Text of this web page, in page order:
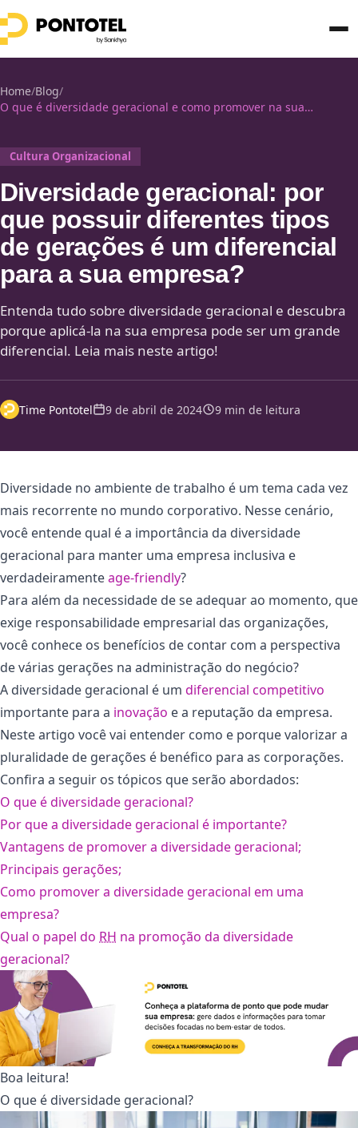
Home/Blog/
O que é diversidade geracional e como promover na sua
Cultura Organizacional
Diversidade geracional: por
que possuir diferentes tipos
de gerações é um diferencial
para a sua empresa?
Entenda tudo sobre diversidade geracional e descubra
porque aplicá-la na sua empresa pode ser um grande
diferencial. Leia mais neste artigo!
Time Pontotel 9 de abril de 2024 9 min de leitura
Diversidade no ambiente de trabalho é um tema cada vez
mais recorrente no mundo corporativo. Nesse cenário,
você entende qual é a importância da diversidade
geracional para manter uma empresa inclusiva e
verdadeiramenteage-friendly?
Para além da necessidade de se adequar ao momento, que
exige responsabilidade empresarial das organizações,
você conhece os benefícios de contar com a perspectiva
de várias gerações na administração do negócio?
A diversidade geracional é um diferencial competitivo
importante para a inovação e a reputação da empresa.
Neste artigo você vai entender como e porque valorizar a
pluralidade de gerações é benéfico para as corporações.
Confira a seguir os tópicos que serão abordados:
O que é diversidade geracional?
Por que a diversidade geracional é importante?
Vantagens de promover a diversidade geracional;
Principais gerações;
Como promover a diversidade geracional em uma
empresa?
Qual o papel do RH na promoção da diversidade
geracional?
Boa leitura!
O que é diversidade geracional?